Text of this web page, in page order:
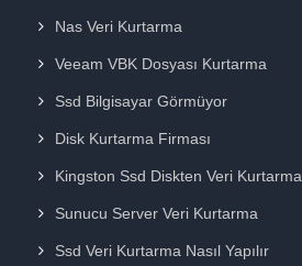
Nas Veri Kurtarma
Veeam VBK Dosyası Kurtarma
Ssd Bilgisayar Görmüyor
Disk Kurtarma Firması
Kingston Ssd Diskten Veri Kurtarma
Sunucu Server Veri Kurtarma
Ssd Veri Kurtarma Nasıl Yapılır